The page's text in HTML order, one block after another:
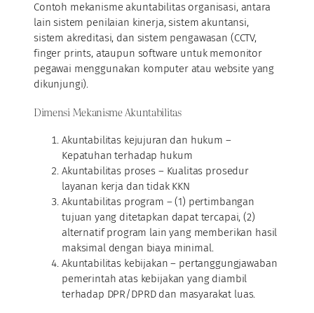
Contoh mekanisme akuntabilitas organisasi, antara
lain sistem penilaian kinerja, sistem akuntansi,
sistem akreditasi, dan sistem pengawasan (CCTV,
finger prints, ataupun software untuk memonitor
pegawai menggunakan komputer atau website yang
dikunjungi).
Dimensi Mekanisme Akuntabilitas
Akuntabilitas kejujuran dan hukum –
Kepatuhan terhadap hukum
Akuntabilitas proses – Kualitas prosedur
layanan kerja dan tidak KKN
Akuntabilitas program – (1) pertimbangan
tujuan yang ditetapkan dapat tercapai, (2)
alternatif program lain yang memberikan hasil
maksimal dengan biaya minimal.
Akuntabilitas kebijakan – pertanggungjawaban
pemerintah atas kebijakan yang diambil
terhadap DPR/DPRD dan masyarakat luas.